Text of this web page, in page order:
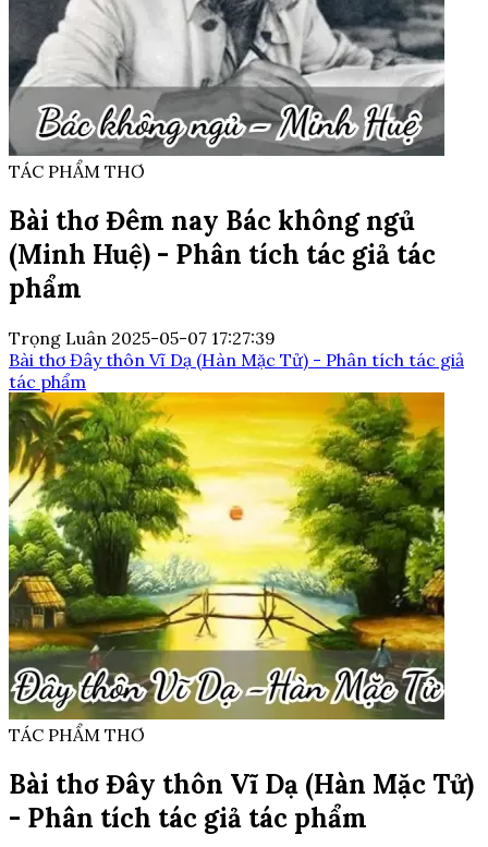
TÁC PHẨM THƠ
Bài thơ Đêm nay Bác không ngủ
(Minh Huệ) - Phân tích tác giả tác
phẩm
Trọng Luân 2025-05-07 17:27:39
Bài thơ Đây thôn Vĩ Dạ (Hàn Mặc Tử) - Phân tích tác giả
tác phẩm
TÁC PHẨM THƠ
Bài thơ Đây thôn Vĩ Dạ (Hàn Mặc Tử)
- Phân tích tác giả tác phẩm